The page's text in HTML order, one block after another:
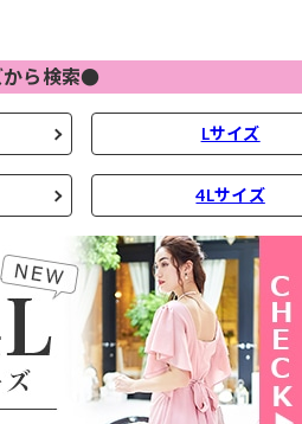
から検索●
Lサイズ
4Lサイズ